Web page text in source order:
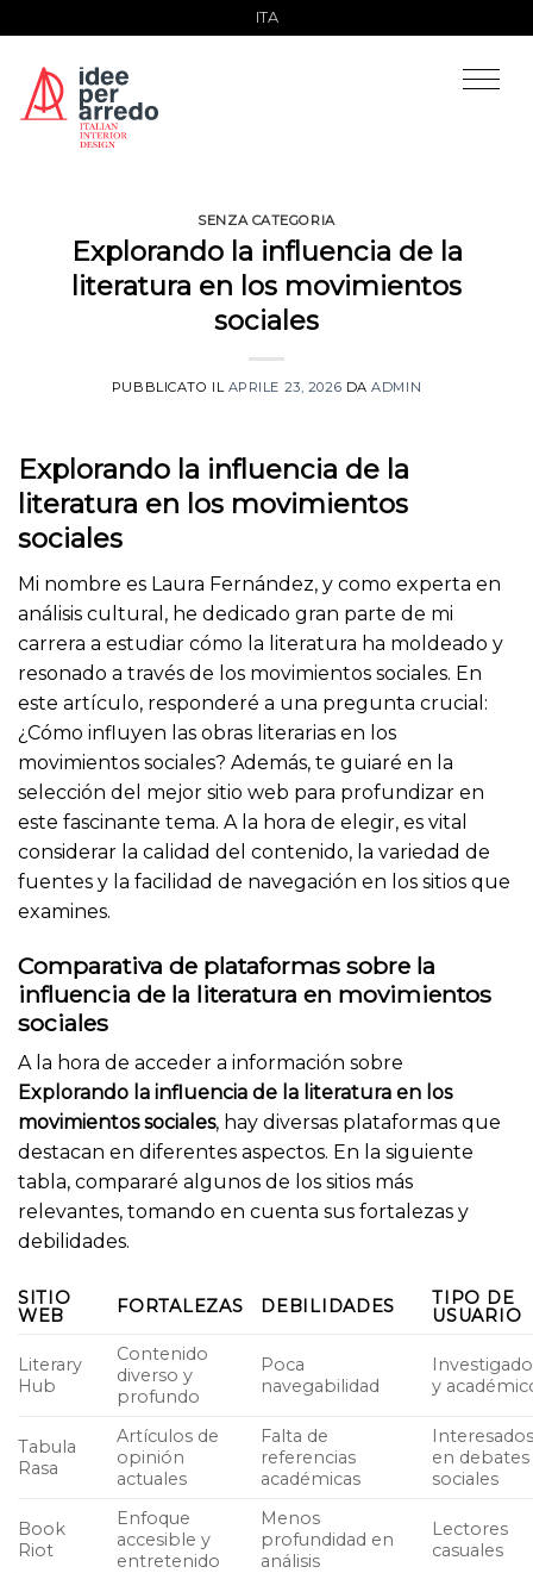
contenuti
ITA
SENZA CATEGORIA
Explorando la influencia de la
literatura en los movimientos
sociales
PUBBLICATO IL APRILE 23, 2026 DAADMIN
Explorando la influencia de la
literatura en los movimientos
sociales
Mi nombre es Laura Fernández, y como experta en
análisis cultural, he dedicado gran parte de mi
carrera a estudiar cómo la literatura ha moldeado y
resonado a través de los movimientos sociales. En
este artículo, responderé a una pregunta crucial:
¿Cómo influyen las obras literarias en los
movimientos sociales? Además, te guiaré en la
selección del mejor sitio web para profundizar en
este fascinante tema. A la hora de elegir, es vital
considerar la calidad del contenido, la variedad de
fuentes y la facilidad de navegación en los sitios que
examines.
Comparativa de plataformas sobre la
influencia de la literatura en movimientos
sociales
A la hora de acceder a información sobre
Explorando la influencia de la literatura en los
movimientos sociales, hay diversas plataformas que
destacan en diferentes aspectos. En la siguiente
tabla, compararé algunos de los sitios más
relevantes, tomando en cuenta sus fortalezas y
debilidades.
SITIO
WEB
FORTALEZAS DEBILIDADES
TIPO DE
USUARIO
Literary
Hub
Contenido
diverso y
profundo
Poca
navegabilidad
y
Tabula
Rasa
Artículos de
opinión
actuales
Falta de
referencias
académicas
en debates
sociales
Book
Riot
Enfoque
accesible y
entretenido
Menos
profundidad en
análisis
Lectores
casuales